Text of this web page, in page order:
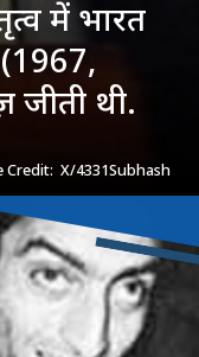
में भारत
जीती थी.
Credit: X/4331Subhash